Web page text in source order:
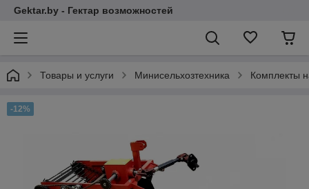
Gektar.by - Гектар возможностей
Товары и услуги Минисельхозтехника Комплекты
-12%